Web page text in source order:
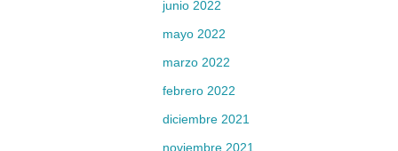
junio 2022
mayo 2022
marzo 2022
febrero 2022
diciembre 2021
noviembre 2021